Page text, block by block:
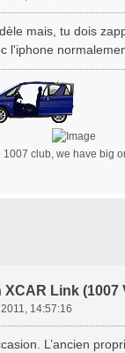
mais, tu dois
l'iphone
1007 club, we have big
XCAR Link (1007
14:57:16
L’ancien